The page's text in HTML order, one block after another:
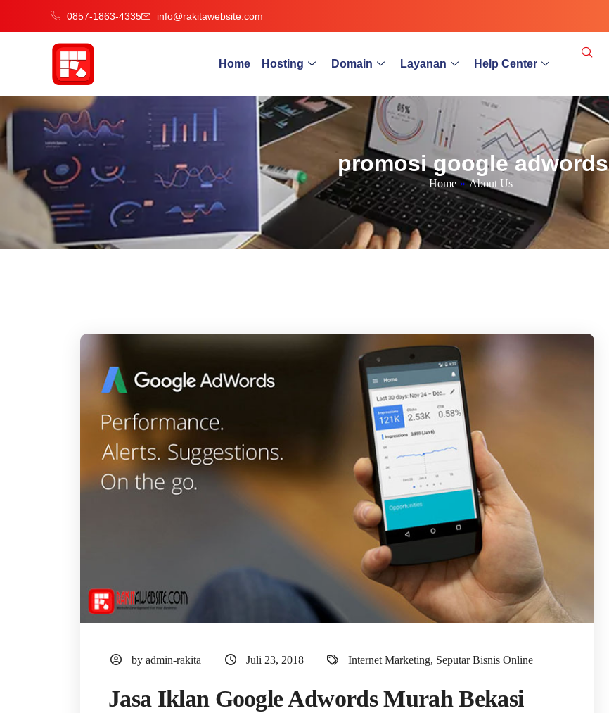
0857-1863-4335 info@rakitawebsite.com
Home Hosting Domain Layanan Help Center
promosi google adwords
Home » About Us
by admin-rakita Juli 23, 2018 Internet Marketing, Seputar Bisnis Online
Jasa Iklan Google Adwords Murah Bekasi